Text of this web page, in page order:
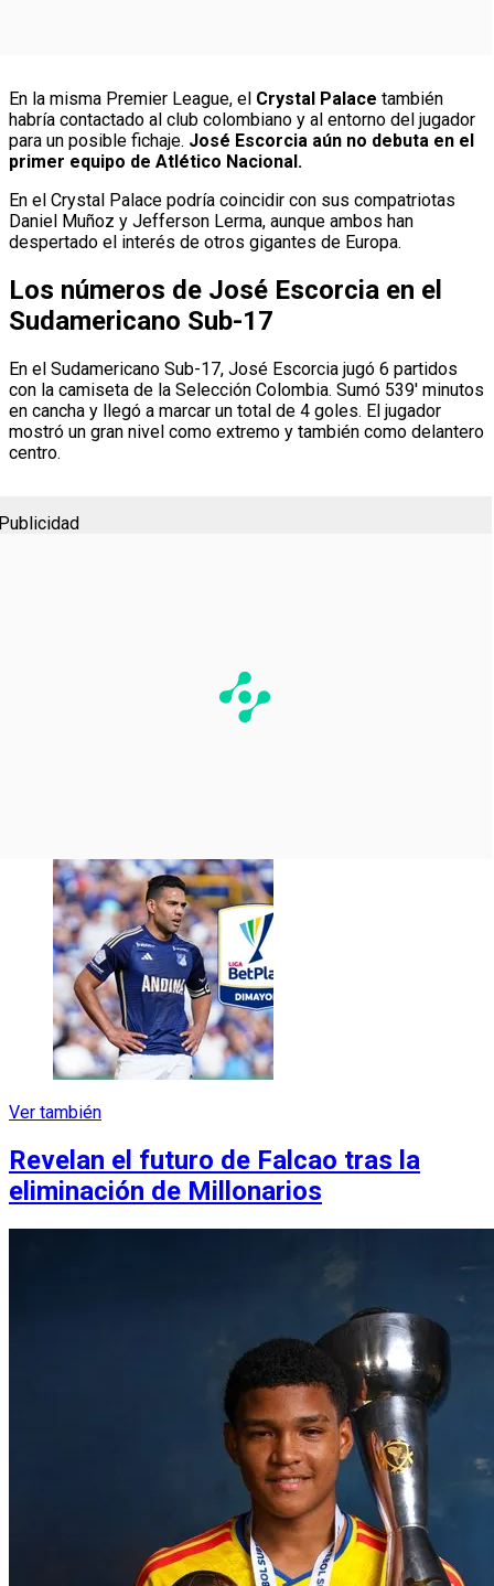
En la misma Premier League, el Crystal Palace también
habría contactado al club colombiano y al entorno del jugador
para un posible fichaje. José Escorcia aún no debuta en el
primer equipo de Atlético Nacional.
En el Crystal Palace podría coincidir con sus compatriotas
Daniel Muñoz y Jefferson Lerma, aunque ambos han
despertado el interés de otros gigantes de Europa.
Los números de José Escorcia en el
Sudamericano Sub-17
En el Sudamericano Sub-17, José Escorcia jugó 6 partidos
con la camiseta de la Selección Colombia. Sumó 539′ minutos
en cancha y llegó a marcar un total de 4 goles. El jugador
mostró un gran nivel como extremo y también como delantero
centro.
Ver también
Revelan el futuro de Falcao tras la
eliminación de Millonarios